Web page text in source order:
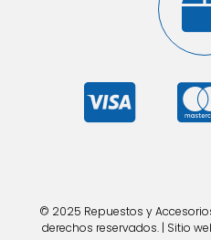
© 2025 Repuestos y
derechos reservados. | Sitio